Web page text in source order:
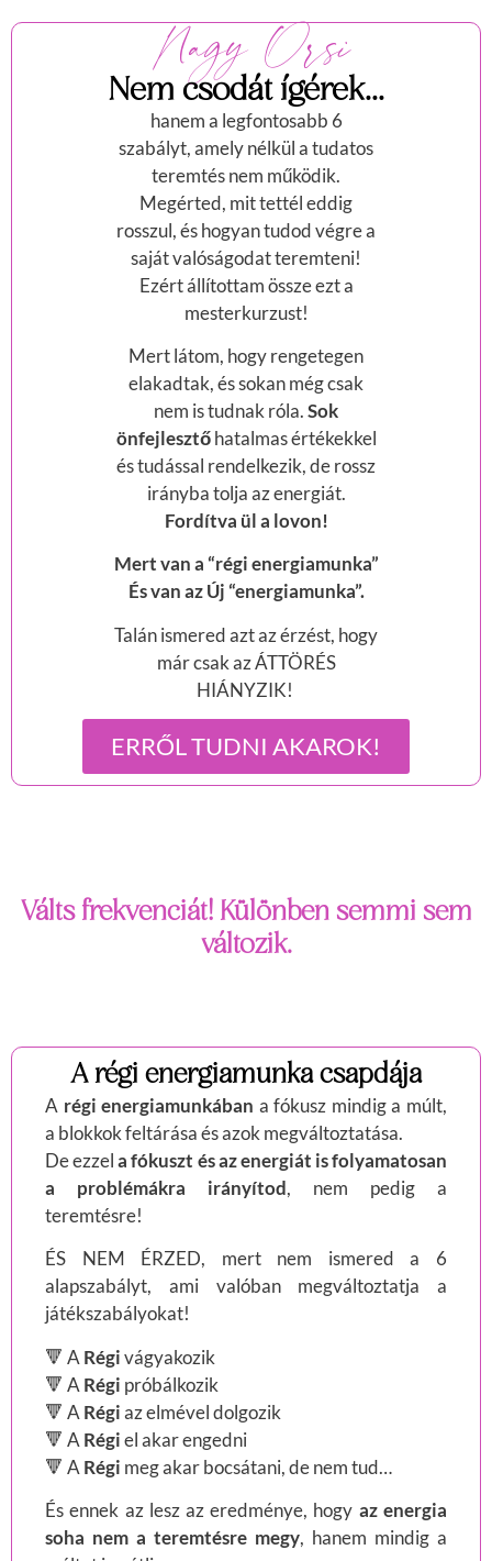
Nagy Orsi
Nem csodát ígérek...
hanem a legfontosabb 6
szabályt, amely nélkül a tudatos
teremtés nem működik.
Megérted, mit tettél eddig
rosszul, és hogyan tudod végre a
saját valóságodat teremteni!
Ezért állítottam össze ezt a
mesterkurzust!
Mert látom, hogy rengetegen
elakadtak, és sokan még csak
nem is tudnak róla.Sok
önfejlesztőhatalmas értékekkel
és tudással rendelkezik, de rossz
irányba tolja az energiát.
Fordítva ül a lovon!
Mert van a “régi energiamunka”
És van az Új “energiamunka”.
Talán ismered azt az érzést, hogy
már csak az ÁTTÖRÉS
HIÁNYZIK!
ERRŐL TUDNI AKAROK!
Válts frekvenciát! Különben semmi sem
változik.
A régi energiamunka csapdája
A régi energiamunkában a fókusz mindig a múlt,
a blokkok feltárása és azok megváltoztatása.
De ezzela fókuszt és az energiát is folyamatosan
a problémákra irányítod, nem pedig a
teremtésre!
ÉS NEM ÉRZED, mert nem ismered a 6
alapszabályt, ami valóban megváltoztatja a
játékszabályokat!
🔻 A Régivágyakozik
🔻 A Régi próbálkozik
🔻 A Régiaz elmével dolgozik
🔻 A Régiel akar engedni
🔻 A Régi meg akar bocsátani, de nem tud…
És ennek az lesz az eredménye, hogy az energia
soha nem a teremtésre megy, hanem mindig a